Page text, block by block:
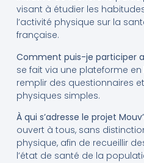
visant à étudier les
l’activité physique sur la
française.
Comment puis-je participer
se fait via une plateforme
remplir des questionnaires
physiques simples.
À qui s’adresse le projet
ouvert à tous, sans
physique, afin de recueillir
l’état de santé de la